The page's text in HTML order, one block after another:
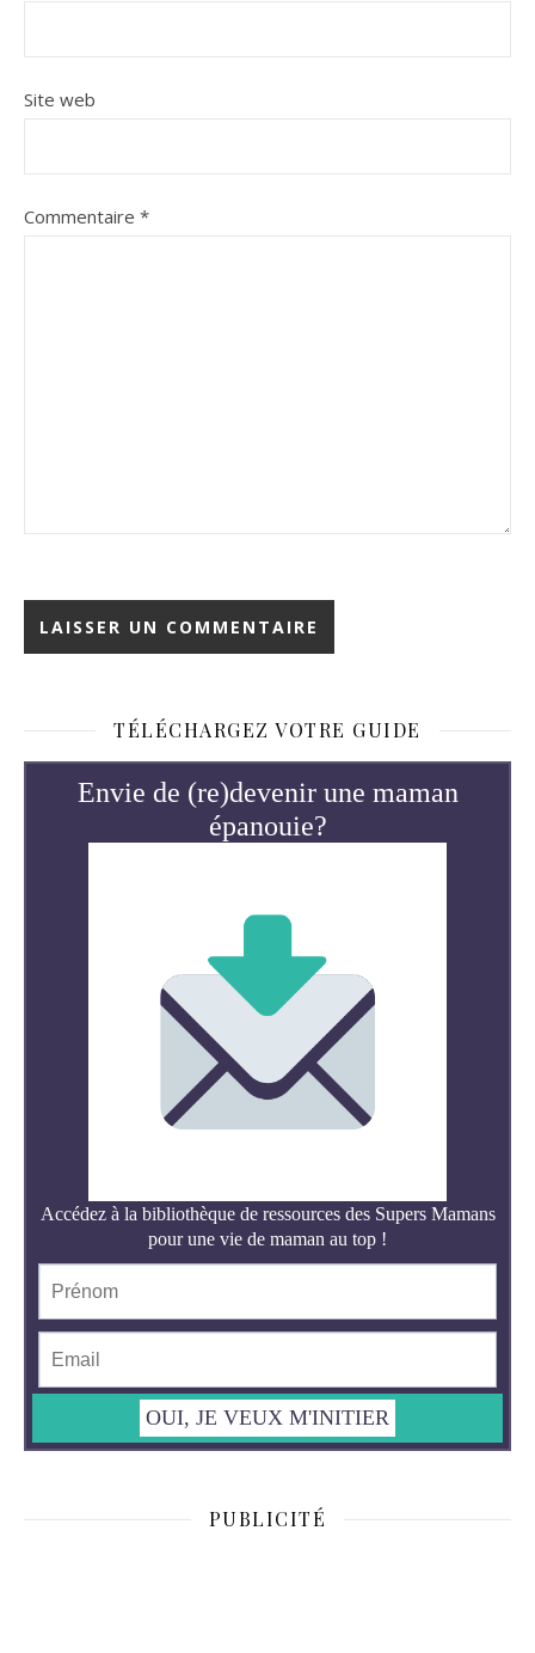
Site web
Commentaire *
TÉLÉCHARGEZ VOTRE GUIDE
PUBLICITÉ